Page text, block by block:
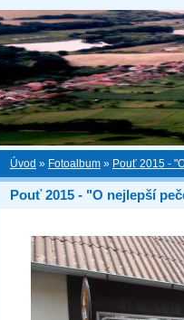
Úvod » Fotoalbum » Pouť 2015 -
Pouť 2015 - "O nejlepší